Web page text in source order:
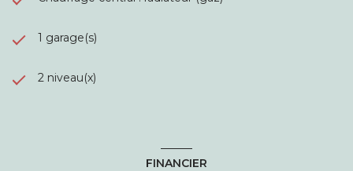
1 garage(s)
2 niveau(x)
FINANCIER